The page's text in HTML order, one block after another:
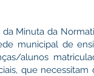
Minuta da
municipal de
alunos
que necessitam